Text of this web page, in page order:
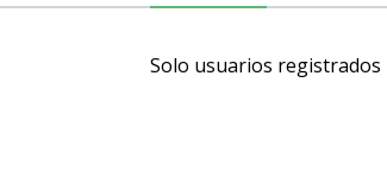
Solo usuarios